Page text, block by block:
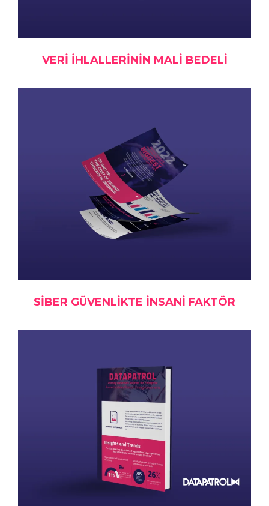
VERI IHLALLERININ MALI BEDELI
SIBER GÜVENLIKTE İNSANI FAKTÖR